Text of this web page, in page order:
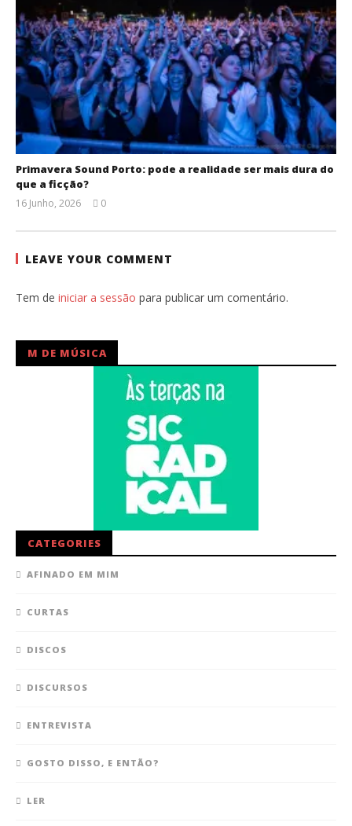
Primavera Sound Porto: pode a realidade ser mais dura do
que a ficção?
16 Junho, 2026
Ventura
0
LEAVE YOUR COMMENT
Tem de iniciar a sessão para publicar um comentário.
M DE MÚSICA
CATEGORIES
AFINADO EM MIM
CURTAS
DISCOS
DISCURSOS
ENTREVISTA
GOSTO DISSO, E ENTÃO?
LER